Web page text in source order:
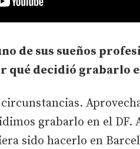
de sus sueños
qué decidió grabarlo
grabarlo en el DF.
sido hacerlo en